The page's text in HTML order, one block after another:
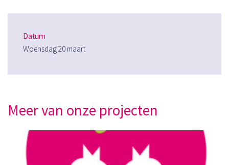
Datum
Woensdag 20 maart
Meer van onze projecten